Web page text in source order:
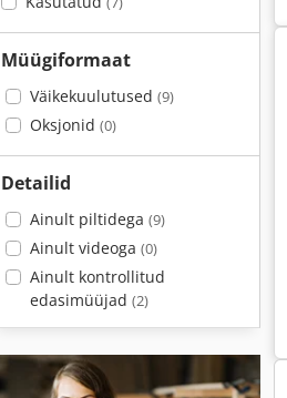
Müügiformaat
Väikekuulutused (9)
Oksjonid (0)
Detailid
Ainult piltidega (9)
Ainult videoga (0)
Ainult kontrollitud
edasimüüjad (2)